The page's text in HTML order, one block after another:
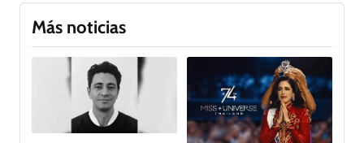
Más noticias